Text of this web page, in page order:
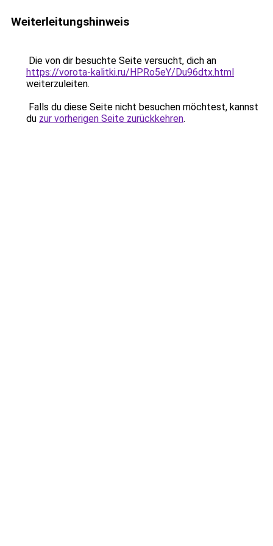
Weiterleitungshinweis
Die von dir besuchte Seite versucht, dich an
https://vorota-kalitki.ru/HPRo5eY/Du96dtx.html
weiterzuleiten.
Falls du diese Seite nicht besuchen möchtest, kannst
du zur vorherigen Seite zurückkehren.